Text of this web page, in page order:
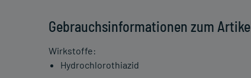
Gebrauchsinformationen zum
Wirkstoffe:
Hydrochlorothiazid